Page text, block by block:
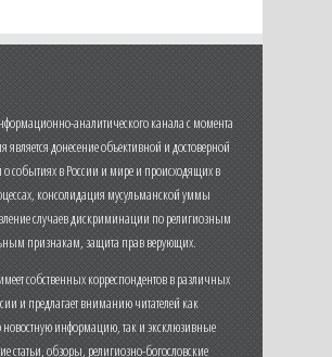
аналитического канала с момента
является донесение объективной и достоверной
событиях в России и мире и происходящих в
консолидация мусульманской уммы
случаев дискриминации по религиозным
признакам, защита прав верующих.
собственных корреспондентов в различных
и предлагает вниманию читателей как
новостную информацию, так и эксклюзивные
статьи, обзоры, религиозно-богословские